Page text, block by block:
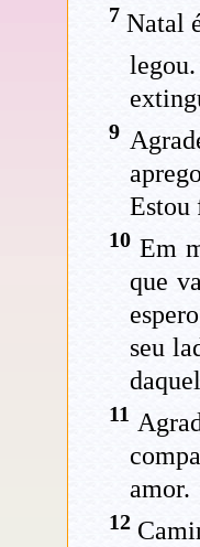
7 Natal
legou.
9
Estou
10Em
que
seu
11
amor.
12